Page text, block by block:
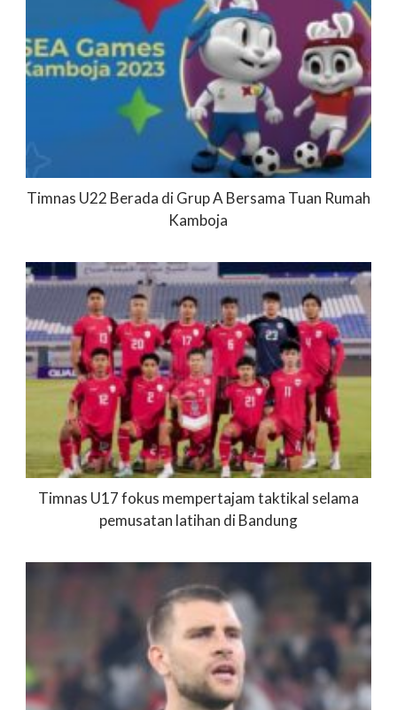
Timnas U22 Berada di Grup A Bersama Tuan Rumah
Kamboja
Timnas U17 fokus mempertajam taktikal selama
pemusatan latihan di Bandung